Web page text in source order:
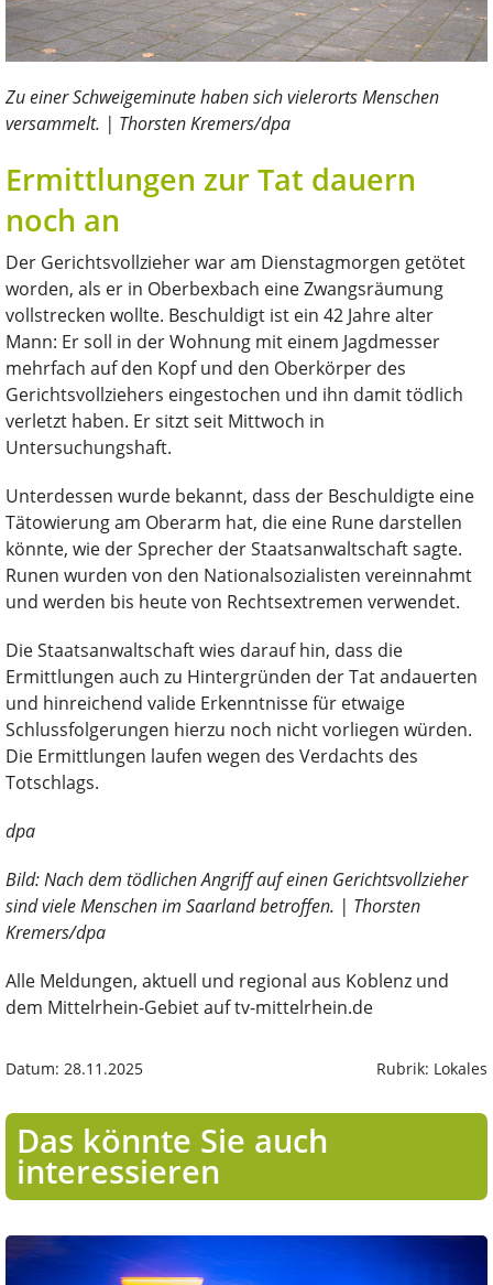
Zu einer Schweigeminute haben sich vielerorts Menschen
versammelt. | Thorsten Kremers/dpa
Ermittlungen zur Tat dauern
noch an
Der Gerichtsvollzieher war am Dienstagmorgen getötet
worden, als er in Oberbexbach eine Zwangsräumung
vollstrecken wollte. Beschuldigt ist ein 42 Jahre alter
Mann: Er soll in der Wohnung mit einem Jagdmesser
mehrfach auf den Kopf und den Oberkörper des
Gerichtsvollziehers eingestochen und ihn damit tödlich
verletzt haben. Er sitzt seit Mittwoch in
Untersuchungshaft.
Unterdessen wurde bekannt, dass der Beschuldigte eine
Tätowierung am Oberarm hat, die eine Rune darstellen
könnte, wie der Sprecher der Staatsanwaltschaft sagte.
Runen wurden von den Nationalsozialisten vereinnahmt
und werden bis heute von Rechtsextremen verwendet.
Die Staatsanwaltschaft wies darauf hin, dass die
Ermittlungen auch zu Hintergründen der Tat andauerten
und hinreichend valide Erkenntnisse für etwaige
Schlussfolgerungen hierzu noch nicht vorliegen würden.
Die Ermittlungen laufen wegen des Verdachts des
Totschlags.
dpa
Bild: Nach dem tödlichen Angriff auf einen Gerichtsvollzieher
sind viele Menschen im Saarland betroffen. | Thorsten
Kremers/dpa
Alle Meldungen, aktuell und regional aus Koblenz und
dem Mittelrhein-Gebiet auf tv-mittelrhein.de
Datum: 28.11.2025 Rubrik: Lokales
Das könnte Sie auch
interessieren